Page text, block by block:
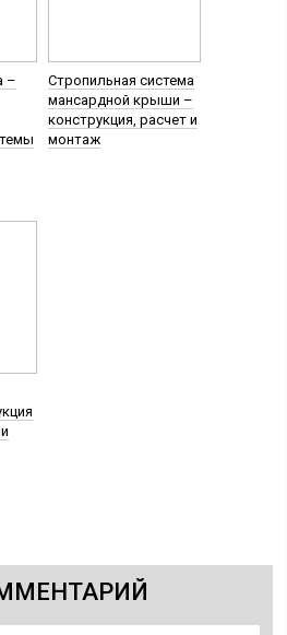
–
Стропильная система
мансардной крыши –
конструкция, расчет и
монтаж